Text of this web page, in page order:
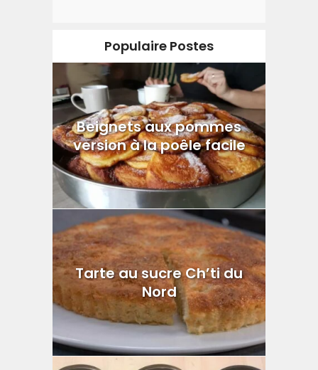
Populaire Postes
Beignets aux pommes
version à la poêle facile
Tarte au sucre Ch’ti du
Nord